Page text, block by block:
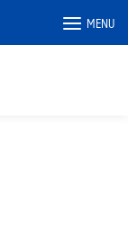
MENU
บการณ์ที่เกี่ยวข้อง
การคลิก "ยอมรับ"